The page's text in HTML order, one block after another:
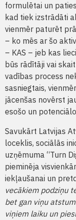
formulētai un
kad tiek izstrādāti
vienmēr paturēt
– ko mēs ar šo
– KAS – jeb kas
būs rādītāji vai
vadības process
sasniegtais,
jācenšas novērst
esošo un
Savukārt Latvijas
loceklis, sociālās
uzņēmuma “Turn
pieminēja
iekļaušanai un
vecākiem podziņu
bet gan viņu
viņiem laiku un